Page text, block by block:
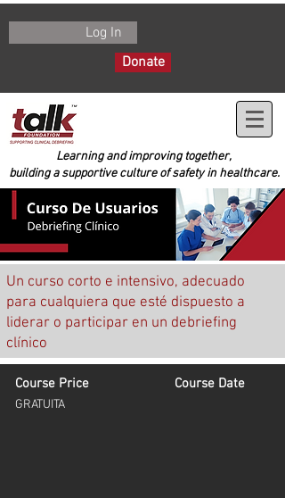
Log In
Donate
Learning and improving together,
building a supportive culture of safety in healthcare.
Un curso corto e intensivo, adecuado
para cualquiera que esté dispuesto a
liderar o participar en un debriefing
clínico
Course Price
GRATUITA
Course Date